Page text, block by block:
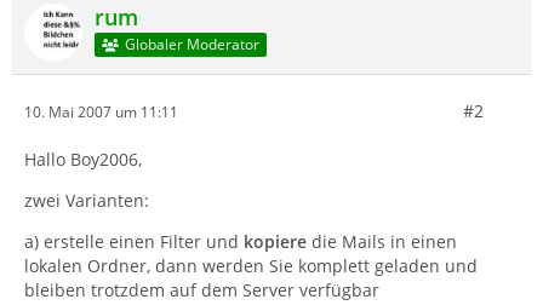
rum
Globaler Moderator
10. Mai 2007 um 11:11 #2
Hallo Boy2006,
zwei Varianten:
a) erstelle einen Filter und kopiere die Mails in einen
lokalen Ordner, dann werden Sie komplett geladen und
bleiben trotzdem auf dem Server verfügbar